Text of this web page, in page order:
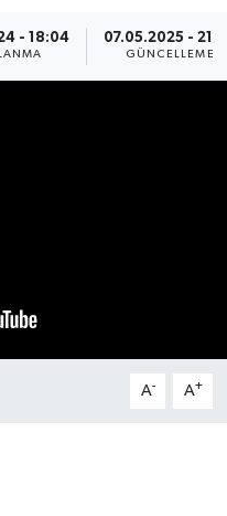
- 18:04 07.05.2025 -
GÜNCELLEME
A- A+